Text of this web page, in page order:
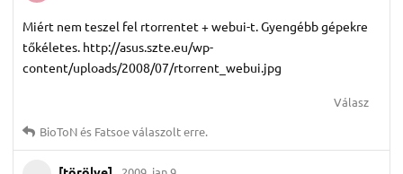
Miért nem teszel fel rtorrentet + webui-t. Gyengébb gépekre
tőkéletes. http://asus.szte.eu/wp-
content/uploads/2008/07/rtorrent_webui.jpg
Válasz
BioToNés Fatsoeválaszolt erre.